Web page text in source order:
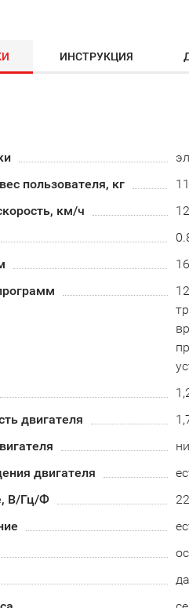
ИНСТРУКЦИЯ
пользователя, кг
км/ч
12
16
двигателя
двигателя
В/Гц/Ф
да